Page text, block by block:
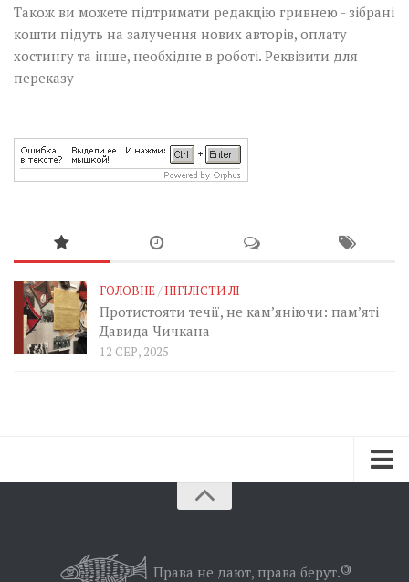
Також ви можете підтримати редакцію гривнею - зібрані
кошти підуть на залучення нових авторів, оплату
хостингу та інше, необхідне в роботі. Реквізити для
переказу
ГОЛОВНЕ /НІГІЛІСТИ ЛІ
Протистояти течії, не кам’яніючи: пам’яті
Давида Чичкана
12 СЕР, 2025
Позиція
Права не дают, права берут.©